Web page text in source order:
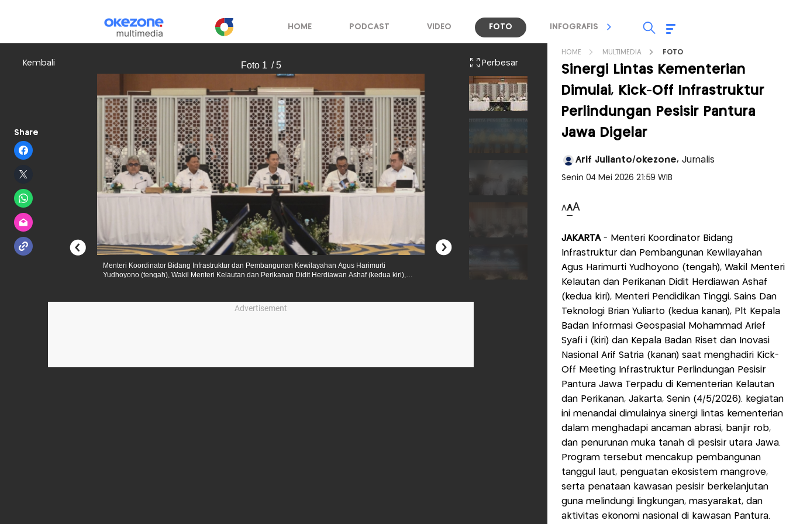
HOME PODCAST VIDEO FOTO INFOGRAFIS TV STREAMING
Kembali
Share
Foto 1 / 5 Perbesar
Menteri Koordinator Bidang Infrastruktur dan Pembangunan Kewilayahan Agus Harimurti
Yudhoyono (tengah), Wakil Menteri Kelautan dan Perikanan Didit Herdiawan Ashaf (kedua kiri),
Arif Satria (kanan) saat menghadiri Kick-Off Meeting Infrastruktur Perlindungan Pesisir Pantura
Jawa Terpadu di Kementerian Kelautan dan Perikanan, Jakarta, Senin (4/5/2026).
Advertisement
HOME MULTIMEDIA FOTO
Sinergi Lintas Kementerian
Dimulai, Kick-Off Infrastruktur
Perlindungan Pesisir Pantura
Jawa Digelar
Arif Julianto/okezone, Jurnalis
Senin 04 Mei 2026 21:59 WIB
AAA
JAKARTA- Menteri Koordinator Bidang
Infrastruktur dan Pembangunan Kewilayahan
Agus Harimurti Yudhoyono (tengah), Wakil Menteri
Kelautan dan Perikanan Didit Herdiawan Ashaf
(kedua kiri), Menteri Pendidikan Tinggi, Sains Dan
Teknologi Brian Yuliarto (kedua kanan), Plt Kepala
Badan Informasi Geospasial Mohammad Arief
Syafi i (kiri) dan Kepala Badan Riset dan Inovasi
Nasional Arif Satria (kanan) saat menghadiri Kick-
Off Meeting Infrastruktur Perlindungan Pesisir
Pantura Jawa Terpadu di Kementerian Kelautan
dan Perikanan, Jakarta, Senin (4/5/2026). kegiatan
ini menandai dimulainya sinergi lintas kementerian
dalam menghadapi ancaman abrasi, banjir rob,
dan penurunan muka tanah di pesisir utara Jawa.
Program tersebut mencakup pembangunan
tanggul laut, penguatan ekosistem mangrove,
serta penataan kawasan pesisir berkelanjutan
guna melindungi lingkungan, masyarakat, dan
aktivitas ekonomi nasional di kawasan Pantura.